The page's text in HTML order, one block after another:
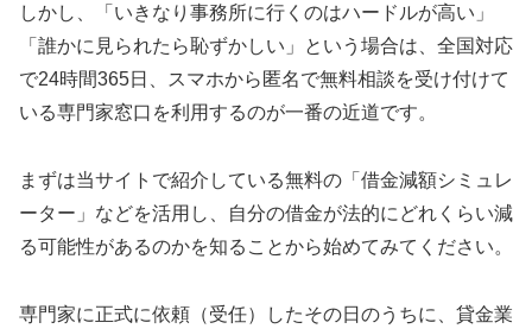
しかし、「いきなり事務所に行くのはハードルが高い」
「誰かに見られたら恥ずかしい」という場合は、全国対応
で24時間365日、スマホから匿名で無料相談を受け付けて
いる専門家窓口を利用するのが一番の近道です。
まずは当サイトで紹介している無料の「借金減額シミュレ
ーター」などを活用し、自分の借金が法的にどれくらい減
る可能性があるのかを知ることから始めてみてください。
専門家に正式に依頼（受任）したその日のうちに、貸金業